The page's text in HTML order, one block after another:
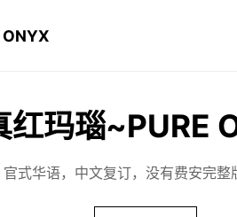
ONYX
红玛瑙~PURE
官式华语，中文复订，没有费安完整